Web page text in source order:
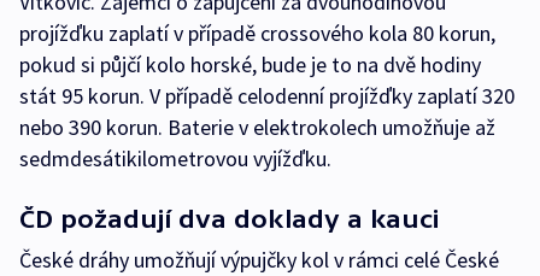
projížďku zaplatí v případě crossového kola 80 korun,
pokud si půjčí kolo horské, bude je to na dvě hodiny
stát 95 korun. V případě celodenní projížďky zaplatí 320
nebo 390 korun. Baterie v elektrokolech umožňuje až
sedmdesátikilometrovou vyjížďku.
ČD požadují dva doklady a kauci
České dráhy umožňují výpujčky kol v rámci celé České